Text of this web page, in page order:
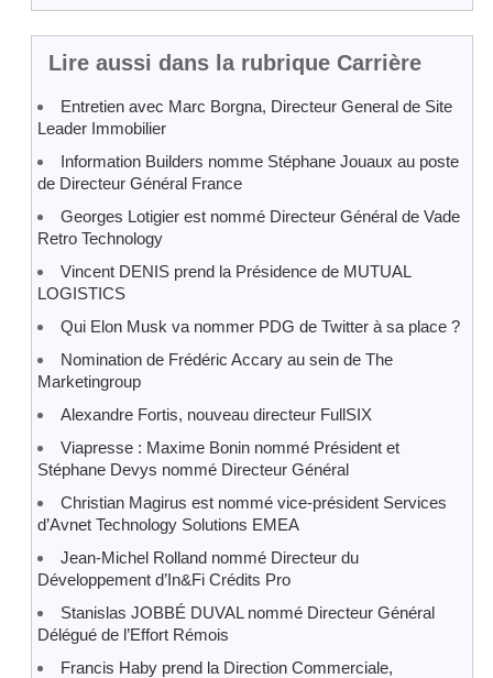
Lire aussi dans la rubrique Carrière
Entretien avec Marc Borgna, Directeur General de Site
Leader Immobilier
Information Builders nomme Stéphane Jouaux au poste
de Directeur Général France
Georges Lotigier est nommé Directeur Général de Vade
Retro Technology
Vincent DENIS prend la Présidence de MUTUAL
LOGISTICS
Qui Elon Musk va nommer PDG de Twitter à sa place ?
Nomination de Frédéric Accary au sein de The
Marketingroup
Alexandre Fortis, nouveau directeur FullSIX
Viapresse : Maxime Bonin nommé Président et
Stéphane Devys nommé Directeur Général
Christian Magirus est nommé vice-président Services
d’Avnet Technology Solutions EMEA
Jean-Michel Rolland nommé Directeur du
Développement d’In&Fi Crédits Pro
Stanislas JOBBÉ DUVAL nommé Directeur Général
Délégué de l’Effort Rémois
Francis Haby prend la Direction Commerciale,